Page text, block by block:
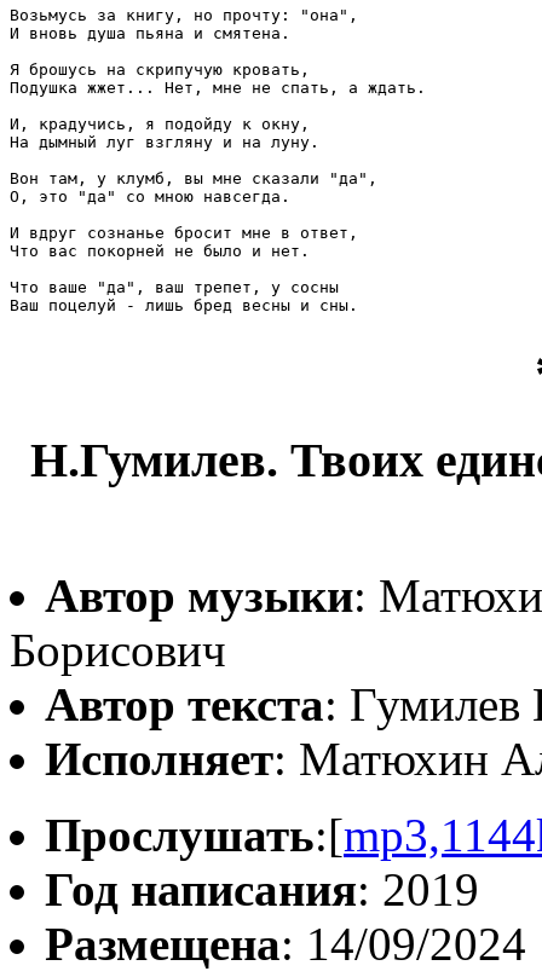
Возьмусь за книгу, но прочту: "она",
И вновь душа пьяна и смятена.
Я брошусь на скрипучую кровать,
Подушка жжет... Нет, мне не спать, а ждать.
И, крадучись, я подойду к окну,
На дымный луг взгляну и на луну.
Вон там, у клумб, вы мне сказали "да",
О, это "да" со мною навсегда.
И вдруг сознанье бросит мне в ответ,
Что вас покорней не было и нет.
Что ваше "да", ваш трепет, у сосны
Н.Гумилев. Твоих
Автор музыки:
Борисович
Автор текста: Гумилев
Исполняет: Матюхин
Прослушать:[
Год написания: 2019
Размещена: 14/09/2024